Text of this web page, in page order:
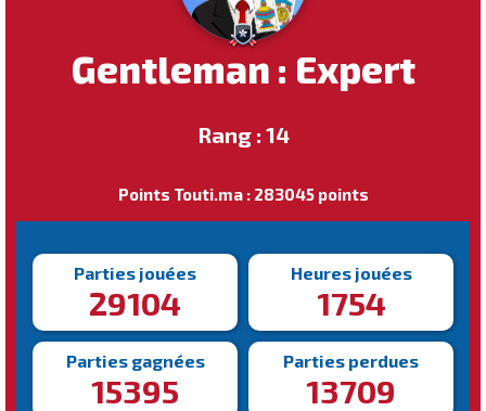
Gentleman : Expert
Rang : 14
Points Touti.ma : 283045 points
Parties jouées
29104
Heures jouées
1754
Parties gagnées
15395
Parties perdues
13709